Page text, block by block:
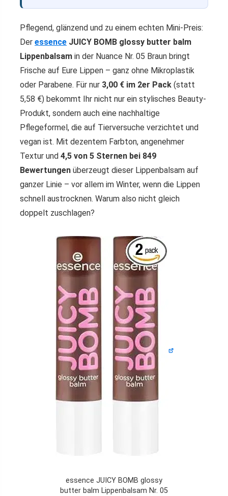
Pflegend, glänzend und zu einem echten Mini-Preis:
Der essence JUICY BOMB glossy butter balm
Lippenbalsam in der Nuance Nr. 05 Braun bringt
Frische auf Eure Lippen – ganz ohne Mikroplastik
oder Parabene. Für nur 3,00 € im 2er Pack (statt
5,58 €) bekommt Ihr nicht nur ein stylisches Beauty-
Produkt, sondern auch eine nachhaltige
Pflegeformel, die auf Tierversuche verzichtet und
vegan ist. Mit dezentem Farbton, angenehmer
Textur und 4,5 von 5 Sternen bei 849
Bewertungen überzeugt dieser Lippenbalsam auf
ganzer Linie – vor allem im Winter, wenn die Lippen
schnell austrocknen. Warum also nicht gleich
doppelt zuschlagen?
essence JUICY BOMB glossy
butter balm Lippenbalsam Nr. 05